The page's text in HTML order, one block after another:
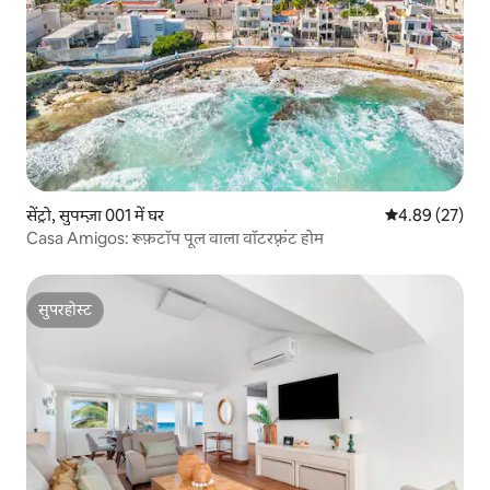
सेंट्रो, सुपम्ज़ा 001 में घर औसत रेटिंग 5 में
4.89 (27)
Casa Amigos: रूफ़टॉप पूल वाला वॉटरफ़्रंट होम
सुपरहोस्ट
सुपरहोस्ट